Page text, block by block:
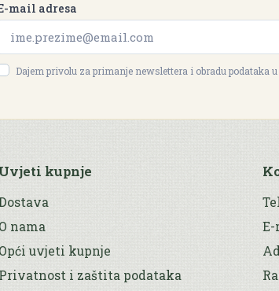
mail adresa
Dajem privolu za primanje newslettera i obradu podataka u
Uvjeti kupnje
Dostava
O nama
Opći uvjeti kupnje
Privatnost i zaštita podataka